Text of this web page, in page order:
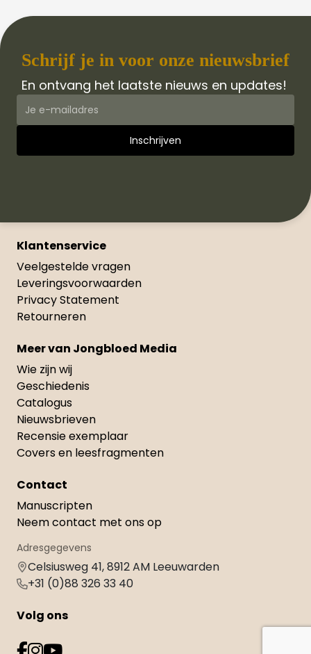
Schrijf je in voor onze nieuwsbrief
En ontvang het laatste nieuws en updates!
Klantenservice
Veelgestelde vragen
Leveringsvoorwaarden
Privacy Statement
Retourneren
Meer van Jongbloed Media
Wie zijn wij
Geschiedenis
Catalogus
Nieuwsbrieven
Recensie exemplaar
Covers en leesfragmenten
Contact
Manuscripten
Neem contact met ons op
Adresgegevens
Celsiusweg 41, 8912 AM Leeuwarden
+31 (0)88 326 33 40
Volg ons